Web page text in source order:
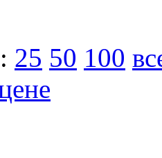
25 50 100